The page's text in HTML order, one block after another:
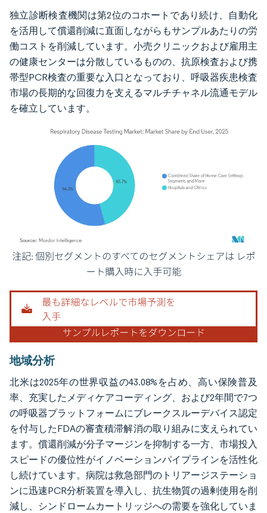
独立診断検査機関は第2位のコホートであり続け、自動化
を活用して償還削減に直面しながらもサンプルあたりの労
働コストを削減しています。小売クリニックおよび雇用主
の健康センターは分散しているものの、抗原検査および携
帯型PCR検査の重要な入口となっており、呼吸器疾患検査
市場の長期的な回復力を支えるマルチチャネル流通モデル
を確立しています。
画像 © Mordor Intelligence。再利用にはCC BY 4.0の表示が必要です。
地域分析
北米は2025年の世界収益の43.08%を占め、高い保険普及
率、充実したメディケアコーディング、および2年間で7つ
の呼吸器プラットフォームにブレークスルーデバイス認定
を付与したFDAの審査積滞解消の取り組みに支えられてい
ます。償還削減が分子マージンを抑制する一方、市場投入
スピードの優位性がイノベーションパイプラインを活性化
し続けています。病院は救急部門のトリアージステーショ
ンに迅速PCR分析装置を導入し、抗生物質の過剰使用を削
減し、シンドロームカートリッジへの需要を強化していま